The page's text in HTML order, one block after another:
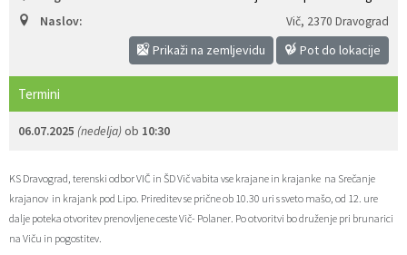
Naslov:
Vič, 2370 Dravograd
Prikaži na zemljevidu Pot do lokacije
Termini
06.07.2025 (nedelja) ob 10:30
KS Dravograd, terenski odbor VIČ in ŠD Vič vabita vse krajane in krajanke na Srečanje
krajanov in krajank pod Lipo. Prireditev se prične ob 10.30 uri s sveto mašo, od 12. ure
dalje poteka otvoritev prenovljene ceste Vič- Polaner. Po otvoritvi bo druženje pri brunarici
na Viču in pogostitev.
Zaščita prijaviteljev
Fotogalerija
Uradne ure
Svet za preventivo in vzgojo v cestnem prometu
Svet koroške regije
Javni razpisi in objave
Lokalne volitve
Strategije Občine Dravograd - Lokalni program za kulturo Občine Dravograd za obdobje 2024–2028
Izleti in poti
3D predstavitev občine